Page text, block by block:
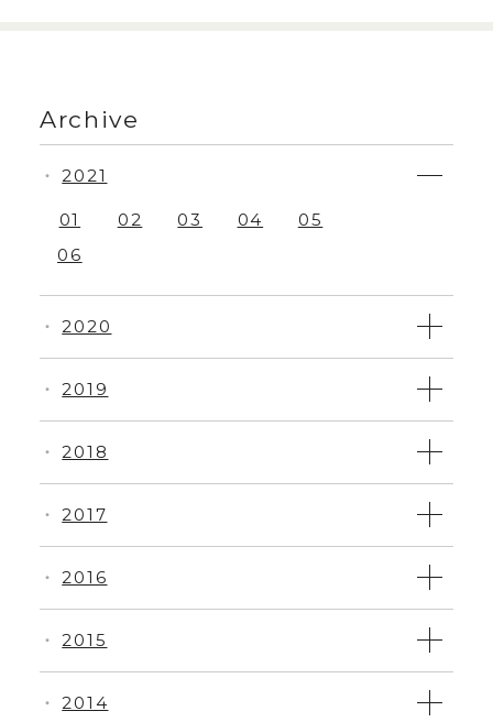
Archive
・ 2014
・ 2015
・ 2016
・ 2017
・ 2018
・ 2019
・ 2020
・ 2021
01 02 03 04
05
06